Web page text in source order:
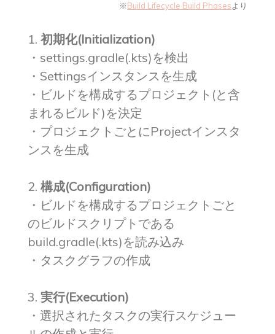
※Build Lifecycle Build Phasesより
1. 初期化(Initialization)
・settings.gradle(.kts)を検出
・Settingsインスタンスを生成
・ビルドを構成するプロジェクト(と含
まれるビルド)を決定
・プロジェクトごとにProjectインスタ
ンスを生成
2. 構成(Configuration)
・ビルドを構成するプロジェクトごと
のビルドスクリプトである
build.gradle(.kts)を読み込み
・タスクグラフの作成
3. 実行(Execution)
・選択されたタスクの実行スケジュー